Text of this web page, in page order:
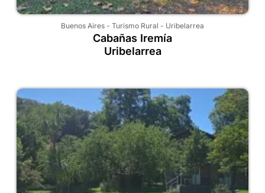
Buenos Aires - Turismo Rural - Uribelarrea
Cabañas Iremía
Uribelarrea